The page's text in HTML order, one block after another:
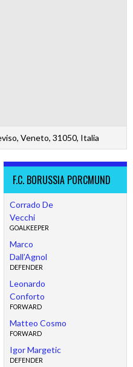
Veneto, 31050, Italia
F.C. BORUSSIA PORCMUND
Corrado De
Vecchi
GOALKEEPER
Marco
Dall’Agnol
DEFENDER
Leonardo
Conforto
FORWARD
Matteo Cosmo
FORWARD
Igor Margetic
DEFENDER